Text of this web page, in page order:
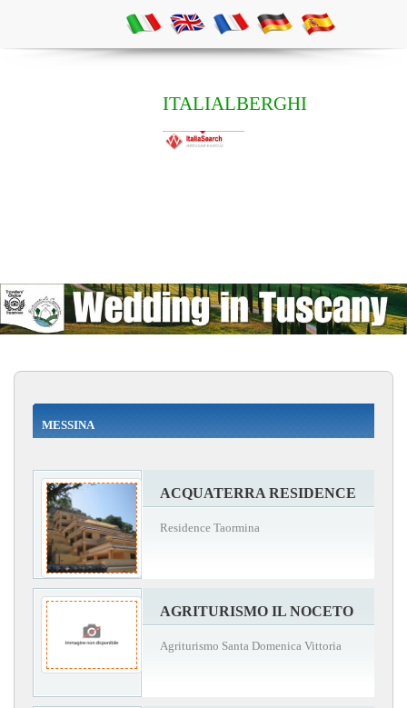
ITALIALBERGHI
MESSINA
ACQUATERRA RESIDENCE
Residence Taormina
AGRITURISMO IL NOCETO
Agriturismo Santa Domenica Vittoria